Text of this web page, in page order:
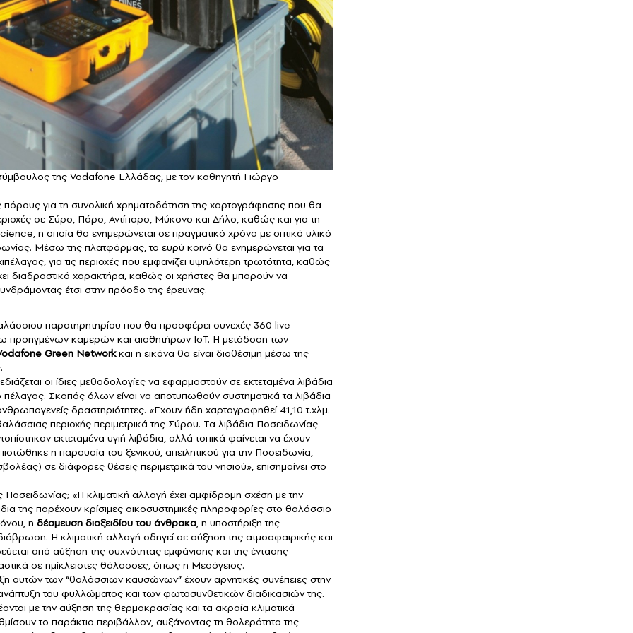
της Vodafone Ελλάδας, με τον καθηγητή Γιώργο
για τη συνολική χρηματοδότηση της χαρτογράφησης που θα
σε Σύρο, Πάρο, Αντίπαρο, Μύκονο και Δήλο, καθώς και για τη
η οποία θα ενημερώνεται σε πραγματικό χρόνο με οπτικό υλικό
Μέσω της πλατφόρμας, το ευρύ κοινό θα ενημερώνεται για τα
για τις περιοχές που εμφανίζει υψηλότερη τρωτότητα, καθώς
διαδραστικό χαρακτήρα, καθώς οι χρήστες θα μπορούν να
έτσι στην πρόοδο της έρευνας.
παρατηρητηρίου που θα προσφέρει συνεχές 360 live
καμερών και αισθητήρων IoT. Η μετάδοση των
Green Networkκαι η εικόνα θα είναι διαθέσιμη μέσω της
οι ίδιες μεθοδολογίες να εφαρμοστούν σε εκτεταμένα λιβάδια
Σκοπός όλων είναι να αποτυπωθούν συστηματικά τα λιβάδια
δραστηριότητες. «Εχουν ήδη χαρτογραφηθεί 41,10 τ.χλμ.
περιοχής περιμετρικά της Σύρου. Τα λιβάδια Ποσειδωνίας
εκτεταμένα υγιή λιβάδια, αλλά τοπικά φαίνεται να έχουν
η παρουσία του ξενικού, απειλητικού για την Ποσειδωνία,
σε διάφορες θέσεις περιμετρικά του νησιού», επισημαίνει στο
«Η κλιματική αλλαγή έχει αμφίδρομη σχέση με την
της παρέχουν κρίσιμες οικοσυστημικές πληροφορίες στο θαλάσσιο
η δέσμευση διοξειδίου του άνθρακα, η υποστήριξη της
Η κλιματική αλλαγή οδηγεί σε αύξηση της ατμοσφαιρικής και
από αύξηση της συχνότητας εμφάνισης και της έντασης
σε ημίκλειστες θάλασσες, όπως η Μεσόγειος.
αυτών των “θαλάσσιων καυσώνων” έχουν αρνητικές συνέπειες στην
του φυλλώματος και των φωτοσυνθετικών διαδικασιών της.
με την αύξηση της θερμοκρασίας και τα ακραία κλιματικά
το παράκτιο περιβάλλον, αυξάνοντας τη θολερότητα της